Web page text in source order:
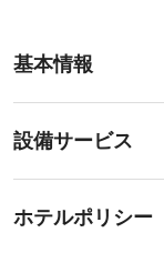
基本情報
録
が
ま
ん
設備サービス
録
あ
ま
ホテルポリシー
録
が